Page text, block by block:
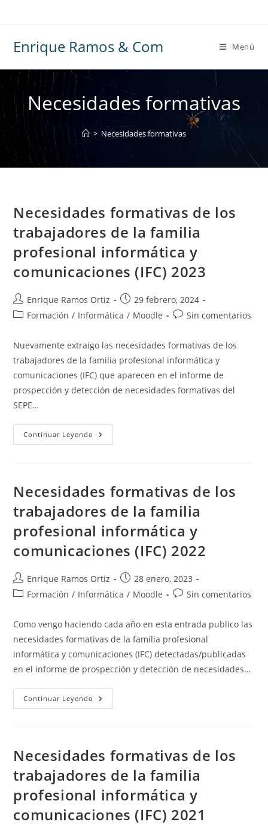
Enrique Ramos & Com Menú
Necesidades formativas
> Necesidades formativas
Necesidades formativas de los
trabajadores de la familia
profesional informática y
comunicaciones (IFC) 2023
Autor
de
Enrique Ramos Ortiz
Publicación
de
29 febrero, 2024
Categoría
la
entrada:
Formación / Informática / Moodle
Comentarios
entrada:
Sin comentarios
Nuevamente extraigo las necesidades formativas de los
trabajadores de la familia profesional informática y
comunicaciones (IFC) que aparecen en el informe de
prospección y detección de necesidades formativas del
SEPE…
Continuar Leyendo Necesidades
Formativas
Familia
Informática
Y
Comunicaciones
(IFC)
2023
Necesidades formativas de los
trabajadores de la familia
profesional informática y
comunicaciones (IFC) 2022
Autor
de
Enrique Ramos Ortiz
Publicación
de
28 enero, 2023
Categoría
la
entrada:
Formación / Informática / Moodle
Comentarios
entrada:
Sin comentarios
Como vengo haciendo cada año en esta entrada publico las
necesidades formativas de la familia profesional
informática y comunicaciones (IFC) detectadas/publicadas
en el informe de prospección y detección de necesidades…
Continuar Leyendo Necesidades
Formativas
Familia
Informática
Y
Comunicaciones
(IFC)
2022
Necesidades formativas de los
trabajadores de la familia
profesional informática y
comunicaciones (IFC) 2021